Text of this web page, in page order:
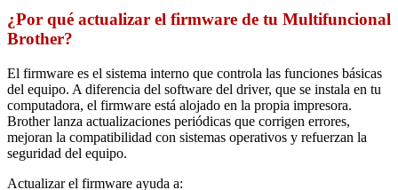
¿Por qué actualizar el firmware de tu Multifuncional
Brother?
El firmware es el sistema interno que controla las funciones básicas
del equipo. A diferencia del software del driver, que se instala en tu
computadora, el firmware está alojado en la propia impresora.
Brother lanza actualizaciones periódicas que corrigen errores,
mejoran la compatibilidad con sistemas operativos y refuerzan la
seguridad del equipo.
Actualizar el firmware ayuda a: